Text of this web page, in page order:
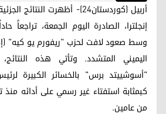
أربيل (كوردستان24)- أظهرت
إنجلترا، الصادرة اليوم الجمعة، تراجعاً
وسط صعود لافت لحزب "ريفورم يو كيه"
اليميني المتشدد. وتأتي هذه
"أسوشييتد برس" بالخسائر الكبيرة
كبمثابة استفتاء غير رسمي على أدائه
من عامين.